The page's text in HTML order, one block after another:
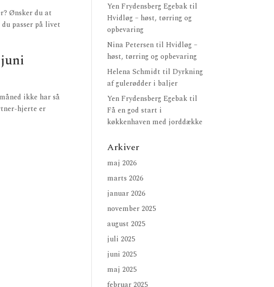
Ønsker du at
passer på livet
ikke har så
hjerte er
Yen Frydensberg Egebak til
Hvidløg – høst, tørring og
opbevaring
Nina Petersen tilHvidløg –
høst, tørring og opbevaring
Helena Schmidt til Dyrkning
af gulerødder i baljer
Yen Frydensberg Egebak til
Få en god start i
køkkenhaven med jorddække
Arkiver
maj 2026
marts 2026
januar 2026
november 2025
august 2025
juli 2025
juni 2025
maj 2025
februar 2025